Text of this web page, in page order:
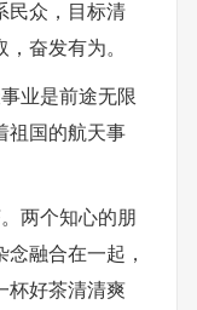
民众，目标清
奋发有为。
业是前途无限
祖国的航天事
两个知心的朋
融合在一起，
杯好茶清清爽